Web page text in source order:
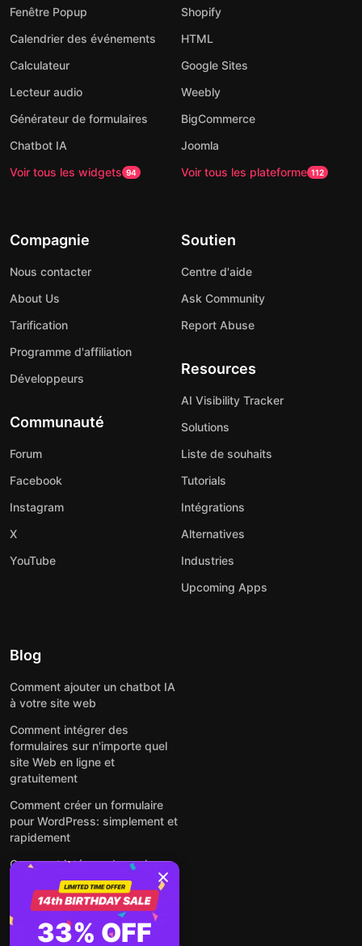
Fenêtre Popup
Calendrier des événements
Calculateur
Lecteur audio
Générateur de formulaires
Chatbot IA
Voir tous les widgets 94
Shopify
HTML
Google Sites
Weebly
BigCommerce
Joomla
Voir tous les plateforme 112
Compagnie
Nous contacter
About Us
Tarification
Programme d'affiliation
Développeurs
Communauté
Forum
Facebook
Instagram
X
YouTube
Soutien
Centre d'aide
Ask Community
Report Abuse
Resources
AI Visibility Tracker
Solutions
Liste de souhaits
Tutorials
Intégrations
Alternatives
Industries
Upcoming Apps
Blog
Comment ajouter un chatbot IA
à votre site web
Comment intégrer des
formulaires sur n'importe quel
site Web en ligne et
gratuitement
Comment créer un formulaire
pour WordPress: simplement et
rapidement
Comment intégrer des avis
Google gratuitement sur un site
web
Comment intégrer une fenêtre
contextuelle sur n'importe quel
33% OFF